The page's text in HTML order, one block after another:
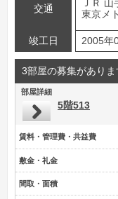
交通
ＪＲ 山
東京メ
竣工日 2005年
3部屋の募集がありま
部屋詳細
5階513
賃料・管理費・共益費
敷金・礼金
間取・面積